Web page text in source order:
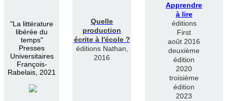
"La littérature
libérée du
temps"
Presses
Universitaires
François-
Rabelais, 2021
Quelle
production
écrite à l'école ?
éditions Nathan,
2016
Apprendre
à lire
éditions
First
août 2016
deuxième
édition
2020
troisième
édition
2023